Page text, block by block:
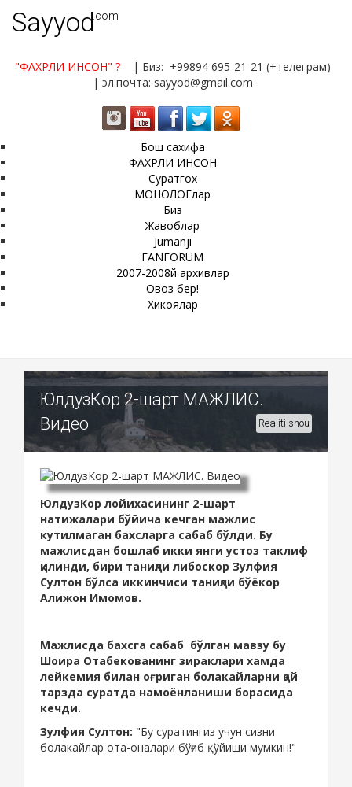
Sayyod.com
"ФАХРЛИ ИНСОН" ?
| Биз: +99894 695-21-21 (+телеграм)
| эл.почта: sayyod@gmail.com
Бош сахифа
ФАХРЛИ ИНСОН
Суратгох
МОНОЛОГлар
Биз
Жавоблар
Jumanji
FANFORUM
2007-2008й архивлар
Овоз бер!
Хикоялар
ЮлдузКор 2-шарт МАЖЛИС.
Видео
Realiti shou
ЮлдузКор лойихасининг 2-шарт
натижалари бўйича кечган мажлис
кутилмаган бахсларга сабаб бўлди. Бу
мажлисдан бошлаб икки янги устоз таклиф
қилинди, бири таниқли либоскор Зулфия
Султон бўлса иккинчиси таниқли бўёкор
Алижон Имомов.
Мажлисда бахсга сабаб бўлган мавзу бу
Шоира Отабекованинг зираклари хамда
лейкемия билан оғриган болакайларни қай
тарзда суратда намоёнланиши борасида
кечди.
Зулфия Султон: "Бу суратингиз учун сизни
болакайлар ота-оналари бўғиб қўйиши мумкин!"